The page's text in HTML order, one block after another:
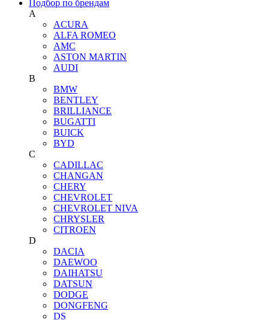
Подбор по брендам
A
ACURA
ALFA ROMEO
AMC
ASTON MARTIN
AUDI
B
BMW
BENTLEY
BRILLIANCE
BUGATTI
BUICK
BYD
C
CADILLAC
CHANGAN
CHERY
CHEVROLET
CHEVROLET NIVA
CHRYSLER
CITROEN
D
DACIA
DAEWOO
DAIHATSU
DATSUN
DODGE
DONGFENG
DS